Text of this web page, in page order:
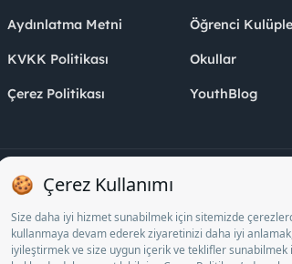
Aydınlatma Metni
KVKK Politikası
Çerez Politikası
Öğrenci
Okullar
YouthBlog